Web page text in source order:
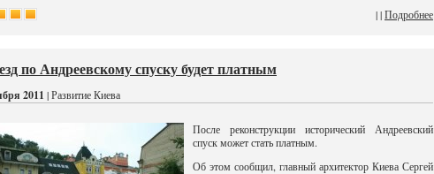
| |Подробнее
по Андреевскому спуску будет платным
2011 | Развитие Киева
После реконструкции исторический Андреевский
спуск может стать платным.
Об этом сообщил, главный архитектор Киева Сергей